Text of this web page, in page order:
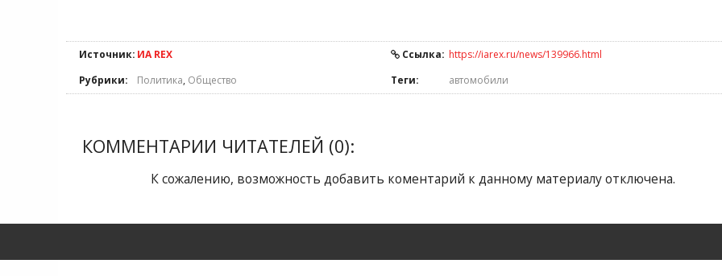
Источник: ИА REX Ссылка: https://iarex.ru/news/139966.html
Рубрики:
Политика, Общество Теги: автомобили
КОММЕНТАРИИ ЧИТАТЕЛЕЙ (0):
К сожалению, возможность добавить коментарий к данному материалу отключена.